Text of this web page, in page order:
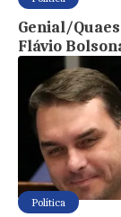
Genial/
Flávio
Política